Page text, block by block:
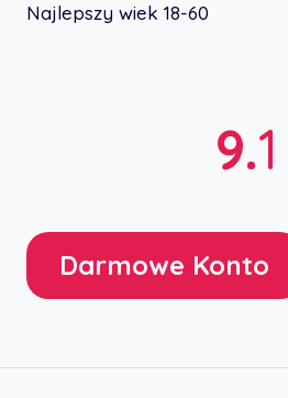
Najlepszy wiek 18-60
9.1
Darmowe Konto